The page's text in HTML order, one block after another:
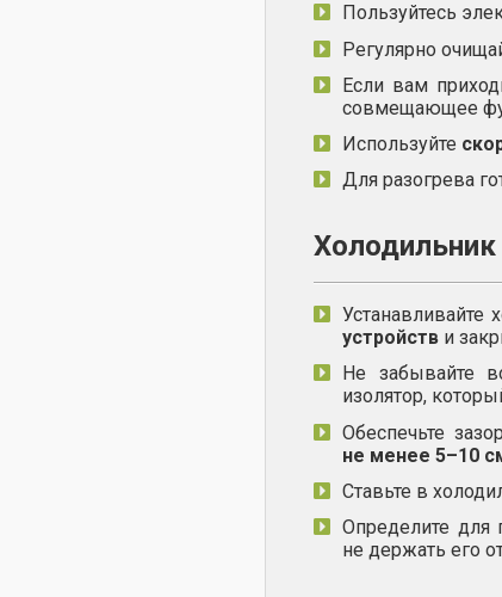
Пользуйтесь
Регулярно
Если вам
совмещающее
Используйте
Для разогрева
Холодильник
Устанавливайте
устройств и
Не забывайте
изолятор,
Обеспечьте
не менее 5–10
Ставьте в
Определите для
не держать его